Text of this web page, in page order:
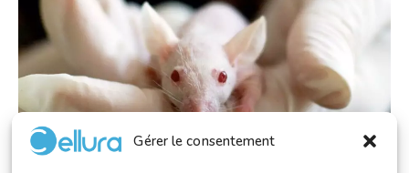
Gérer le consentement